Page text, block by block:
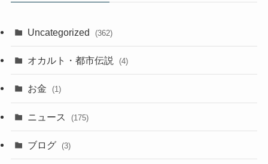
Uncategorized (362)
オカルト・都市伝説 (4)
お金 (1)
ニュース (175)
ブログ (3)